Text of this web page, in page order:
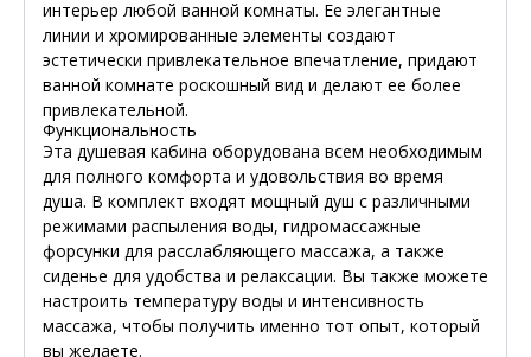
интерьер любой ванной комнаты. Ее элегантные
линии и хромированные элементы создают
эстетически привлекательное впечатление, придают
ванной комнате роскошный вид и делают ее более
привлекательной.
Функциональность
Эта душевая кабина оборудована всем необходимым
для полного комфорта и удовольствия во время
душа. В комплект входят мощный душ с различными
режимами распыления воды, гидромассажные
форсунки для расслабляющего массажа, а также
сиденье для удобства и релаксации. Вы также можете
настроить температуру воды и интенсивность
массажа, чтобы получить именно тот опыт, который
вы желаете.